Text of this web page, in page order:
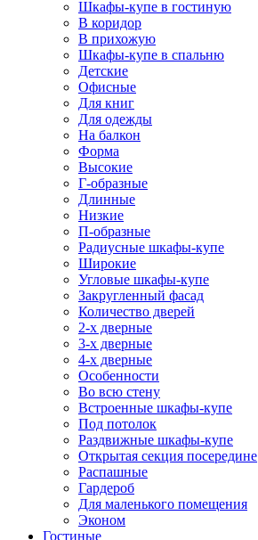
Шкафы-купе в гостиную
В коридор
В прихожую
Шкафы-купе в спальню
Детские
Офисные
Для книг
Для одежды
На балкон
Форма
Высокие
Г-образные
Длинные
Низкие
П-образные
Радиусные шкафы-купе
Широкие
Угловые шкафы-купе
Закругленный фасад
Количество дверей
2-х дверные
3-х дверные
4-х дверные
Особенности
Во всю стену
Встроенные шкафы-купе
Под потолок
Раздвижные шкафы-купе
Открытая секция посередине
Распашные
Гардероб
Для маленького помещения
Эконом
Гостиные